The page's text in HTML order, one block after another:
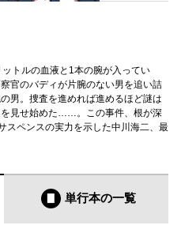
トルの血液と1本の腕が入ってい
官のバディが片腕のない男を追い詰
男。捜査を進めれば進めるほど謎は
見せ始めた……。この事件、根が深
ペンスの実力を示した中川海二、最
単行本の一覧